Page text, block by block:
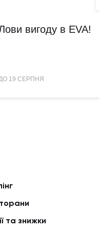
вигоду в EVA!
19 СЕРПНЯ
та знижки